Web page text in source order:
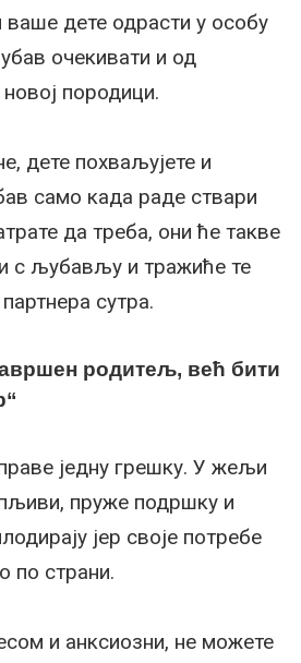
ваше дете одрасти у особу
очекивати и од
новој породици.
дете похваљујете и
само када раде ствари
да треба, они ће такве
с љубављу и тражиће те
сутра.
родитељ, већ бити
једну грешку. У жељи
пруже подршку и
јер своје потребе
по страни.
и анксиозни, не можете